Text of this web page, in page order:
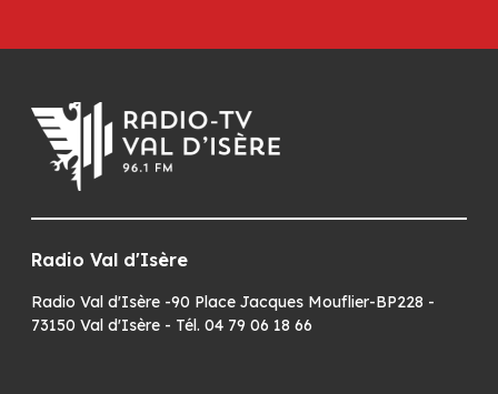
Radio Val d'Isère
Radio Val d'Isère -90 Place Jacques Mouflier-BP228 -
73150 Val d'Isère - Tél. 04 79 06 18 66